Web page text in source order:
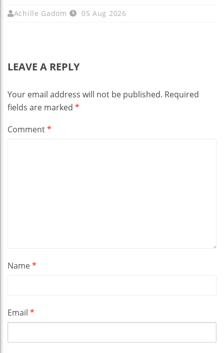
Achille Gadom 05 Aug 2026
LEAVE A REPLY
Your email address will not be published. Required
fields are marked *
Comment*
Name*
Email *